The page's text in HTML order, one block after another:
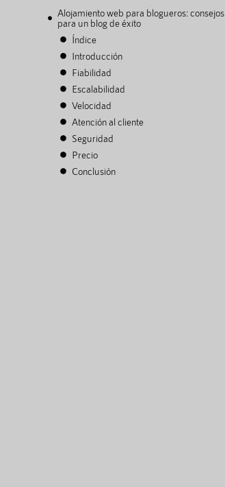
Alojamiento web para blogueros: consejos
para un blog de éxito
Índice
Introducción
Fiabilidad
Escalabilidad
Velocidad
Atención al cliente
Seguridad
Precio
Conclusión